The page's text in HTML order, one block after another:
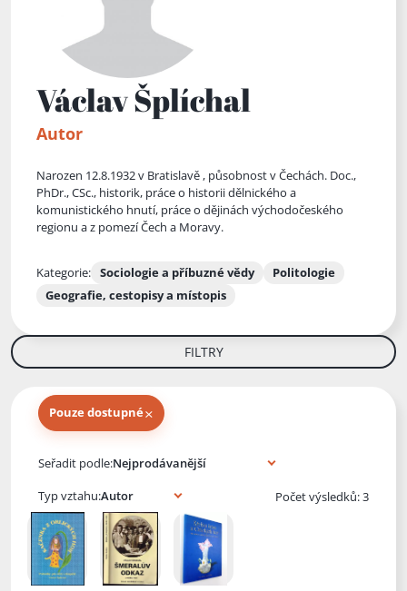
Václav Šplíchal
Autor
Narozen 12.8.1932 v Bratislavě , působnost v Čechách. Doc.,
PhDr., CSc., historik, práce o historii dělnického a
komunistického hnutí, práce o dějinách východočeského
regionu a z pomezí Čech a Moravy.
Kategorie: Sociologie a příbuzné vědy
Politologie
Geografie, cestopisy a místopis
FILTRY
Pouze dostupné×
Seřadit podle:
Typ vztahu:
Počet výsledků: 3